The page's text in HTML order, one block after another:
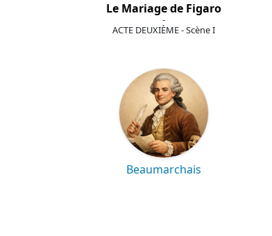
Le Mariage de Figaro
-
ACTE DEUXIÈME - Scène I
Beaumarchais